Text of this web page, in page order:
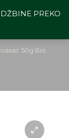
PREKO
50g Bio